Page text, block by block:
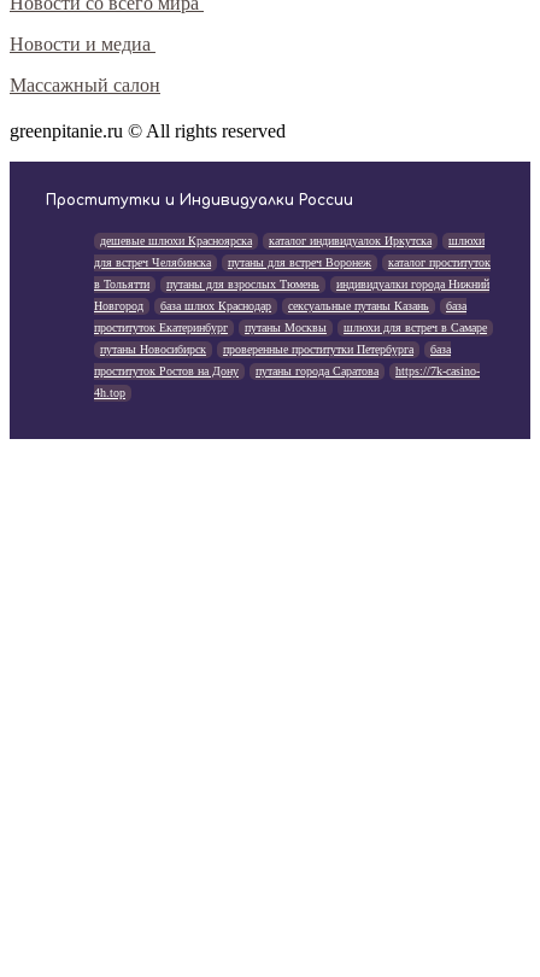
Новости и медиа
Массажный салон
greenpitanie.ru © All rights reserved
Проститутки и Индивидуалки России
дешевые шлюхи Красноярска каталог индивидуалок Иркутска
шлюхи
для встреч Челябинска
путаны для встреч Воронеж
каталог проституток
в Тольятти
путаны для взрослых Тюмень
индивидуалки города Нижний
Новгород
база шлюх Краснодар сексуальные путаны Казань
база
проституток Екатеринбург
путаны Москвы
шлюхи для встреч в Самаре
путаны Новосибирск
проверенные проститутки Петербурга
база
проституток Ростов на Дону
путаны города Саратова
https://7k-casino-
4h.top